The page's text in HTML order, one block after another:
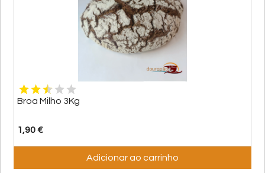
Broa Milho 3Kg
1,90 €
Adicionar ao carrinho